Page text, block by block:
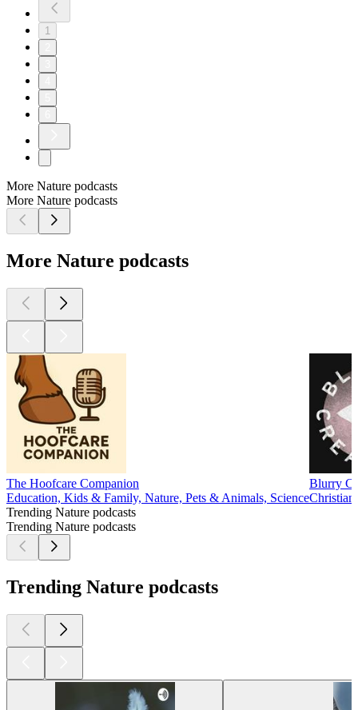
1
More Nature podcasts
More Nature podcasts
More Nature podcasts
The Hoofcare Companion
Education, Kids & Family, Nature, Pets & Animals, Science
Blurry
Trending Nature podcasts
Trending Nature podcasts
Trending Nature podcasts